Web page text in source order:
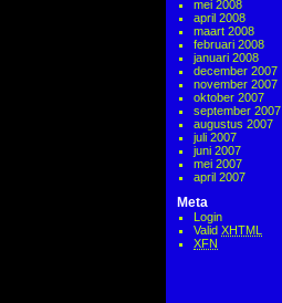
mei 2008
april 2008
maart 2008
februari 2008
januari 2008
december 2007
november 2007
oktober 2007
september 2007
augustus 2007
juli 2007
juni 2007
mei 2007
april 2007
Meta
Login
Valid XHTML
XFN